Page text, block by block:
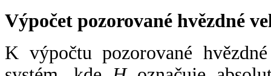
Výpočet pozorované hvězdné
K výpočtu pozorované